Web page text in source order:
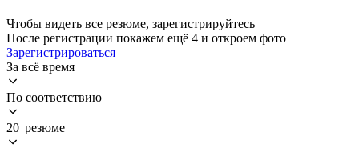
Чтобы видеть все резюме, зарегистрируйтесь
После регистрации покажем ещё 4 и откроем фото
Зарегистрироваться
За всё время
По соответствию
20 резюме